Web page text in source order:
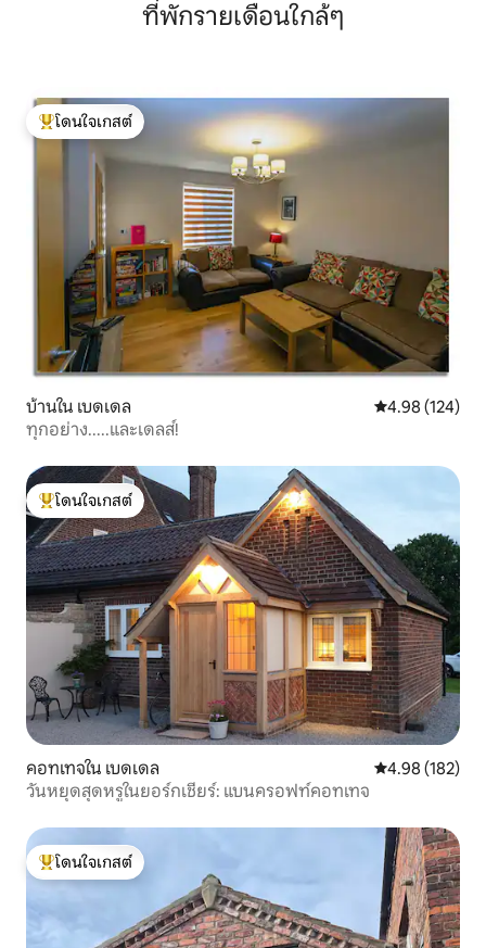
ที่พักรายเดือนใกล้ๆ
โดนใจเกสต์ที่สุด
โดนใจเกสต์
บ้านใน เบดเดล คะแนนเฉลี่ย
4.98 (124)
ทุกอย่าง.....และเดลส์!
โดนใจเกสต์ที่สุด
โดนใจเกสต์
คอทเทจใน เบดเดล คะแนนเฉลี่ย
4.98 (182)
วันหยุดสุดหรูในยอร์กเชียร์: แบนครอฟท์คอทเทจ
โดนใจเกสต์ที่สุด
โดนใจเกสต์